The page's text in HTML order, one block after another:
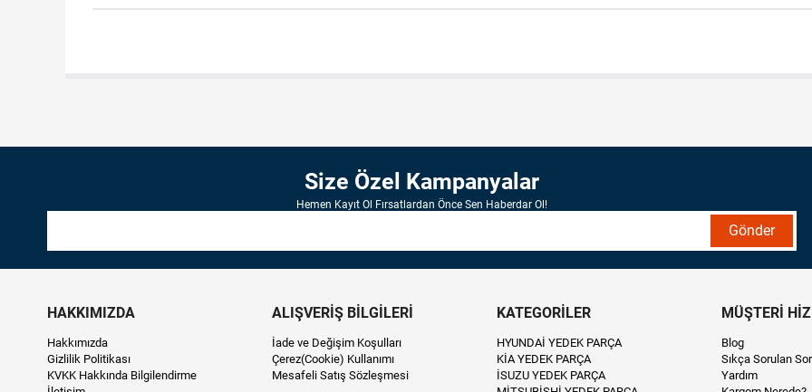
Size Özel Kampanyalar
Hemen Kayıt Ol Fırsatlardan Önce Sen Haberdar Ol!
Gönder
HAKKIMIZDA
Hakkımızda
Gizlilik Politikası
KVKK Hakkında Bilgilendirme
ALIŞVERİŞ BİLGİLERİ
İade ve Değişim Koşulları
Çerez(Cookie) Kullanımı
Mesafeli Satış Sözleşmesi
KATEGORİLER
HYUNDAİ YEDEK PARÇA
KİA YEDEK PARÇA
İSUZU YEDEK PARÇA
MÜŞTERİ
Blog
Sıkça Sorulan
Yardım